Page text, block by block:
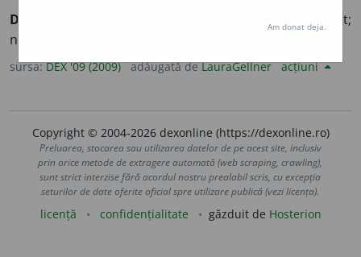
DISCUT
Care poate fi discutat;
neconvingător, îndoielnic. – Din
sursa:DEX '09 (2009) adăugată deLauraGellner acțiuni
Copyright © 2004-2026 dexonline (https://dexonline.ro)
Preluarea, stocarea sau utilizarea datelor de pe acest site, inclusiv
prin orice metode de extragere automată (web scraping, crawling),
sunt strict interzise fără acordul nostru prealabil scris, cu excepția
seturilor de date oferite oficial spre utilizare publică (vezi licența).
licență confidențialitate găzduit de Hosterion
Am donat deja.